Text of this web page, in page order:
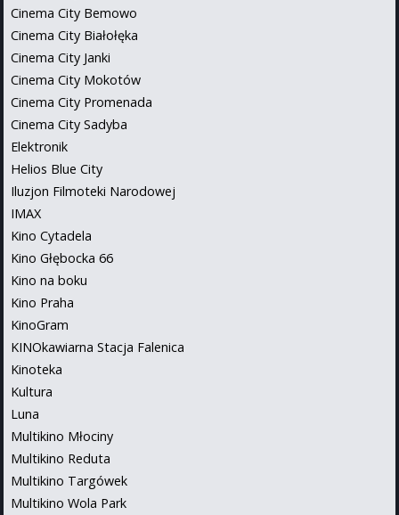
Cinema City Bemowo
Cinema City Białołęka
Cinema City Janki
Cinema City Mokotów
Cinema City Promenada
Cinema City Sadyba
Elektronik
Helios Blue City
Iluzjon Filmoteki Narodowej
IMAX
Kino Cytadela
Kino Głębocka 66
Kino na boku
Kino Praha
KinoGram
KINOkawiarna Stacja Falenica
Kinoteka
Kultura
Luna
Multikino Młociny
Multikino Reduta
Multikino Targówek
Multikino Wola Park